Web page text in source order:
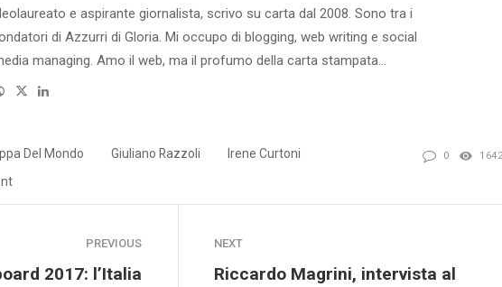
e aspirante giornalista, scrivo su carta dal 2008. Sono tra i
di Azzurri di Gloria. Mi occupo di blogging, web writing e social
managing. Amo il web, ma il profumo della carta stampata...
WebsiteTwitterLinkedin
Del Mondo Giuliano Razzoli
Irene Curtoni
0 1642
PREVIOUS
2017: l’Italia
NEXT
Riccardo Magrini, intervista al